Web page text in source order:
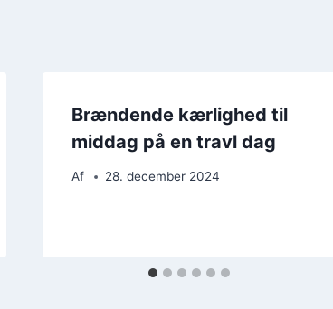
Brændende kærlighed til
middag på en travl dag
Af 28. december 2024